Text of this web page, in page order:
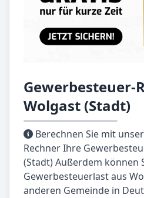
Gewerbesteuer-
Wolgast (Stadt)
Berechnen Sie mit
Rechner Ihre
(Stadt) Außerdem können
Gewerbesteuerlast aus
anderen Gemeinde in